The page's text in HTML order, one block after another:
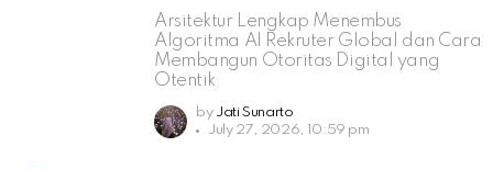
Arsitektur Lengkap Menembus
Algoritma AI Rekruter Global dan Cara
Membangun Otoritas Digital yang
Otentik
by Jati Sunarto
July 27, 2026, 10:59 pm